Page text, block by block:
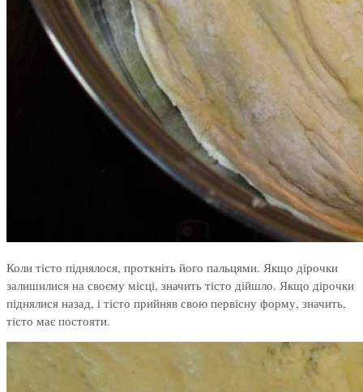
Коли тісто піднялося, проткніть його пальцями. Якщо дірочки
залишилися на своєму місці, значить тісто дійшло. Якщо дірочки
піднялися назад, і тісто прийняв свою первісну форму, значить,
тісто має постояти.